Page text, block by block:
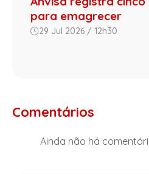
para emagrecer
29 Jul 2026 / 12h30
Comentários
Ainda não há